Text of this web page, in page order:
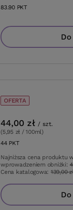
83.90PKTpunktów
OFERTA
44,00 zł / szt.
(5,95 zł / 100ml)
44PKTpunktów
Najniższa cena produktu
wprowadzeniem obniżki:
Cena katalogowa: 139,00